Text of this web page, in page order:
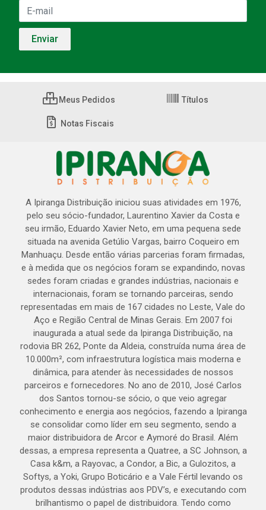
Meus Pedidos Títulos
Notas Fiscais
A Ipiranga Distribuição iniciou suas atividades em 1976,
pelo seu sócio-fundador, Laurentino Xavier da Costa e
seu irmão, Eduardo Xavier Neto, em uma pequena sede
situada na avenida Getúlio Vargas, bairro Coqueiro em
Manhuaçu. Desde então várias parcerias foram firmadas,
e à medida que os negócios foram se expandindo, novas
sedes foram criadas e grandes indústrias, nacionais e
internacionais, foram se tornando parceiras, sendo
representadas em mais de 167 cidades no Leste, Vale do
Aço e Região Central de Minas Gerais. Em 2007 foi
inaugurada a atual sede da Ipiranga Distribuição, na
rodovia BR 262, Ponte da Aldeia, construída numa área de
10.000m², com infraestrutura logística mais moderna e
dinâmica, para atender às necessidades de nossos
parceiros e fornecedores. No ano de 2010, José Carlos
dos Santos tornou-se sócio, o que veio agregar
conhecimento e energia aos negócios, fazendo a Ipiranga
se consolidar como líder em seu segmento, sendo a
maior distribuidora de Arcor e Aymoré do Brasil. Além
dessas, a empresa representa a Quatree, a SC Johnson, a
Casa k&m, a Rayovac, a Condor, a Bic, a Gulozitos, a
Softys, a Yoki, Grupo Boticário e a Vale Fértil levando os
produtos dessas indústrias aos PDV’s, e executando com
brilhantismo o papel de distribuidora. Tendo como